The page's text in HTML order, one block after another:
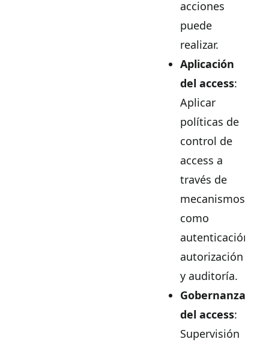
acciones
puede
realizar.
Aplicación
del access:
Aplicar
políticas de
control de
access a
través de
mecanismos
como
autenticación,
autorización
y auditoría.
Gobernanza
del access:
Supervisión